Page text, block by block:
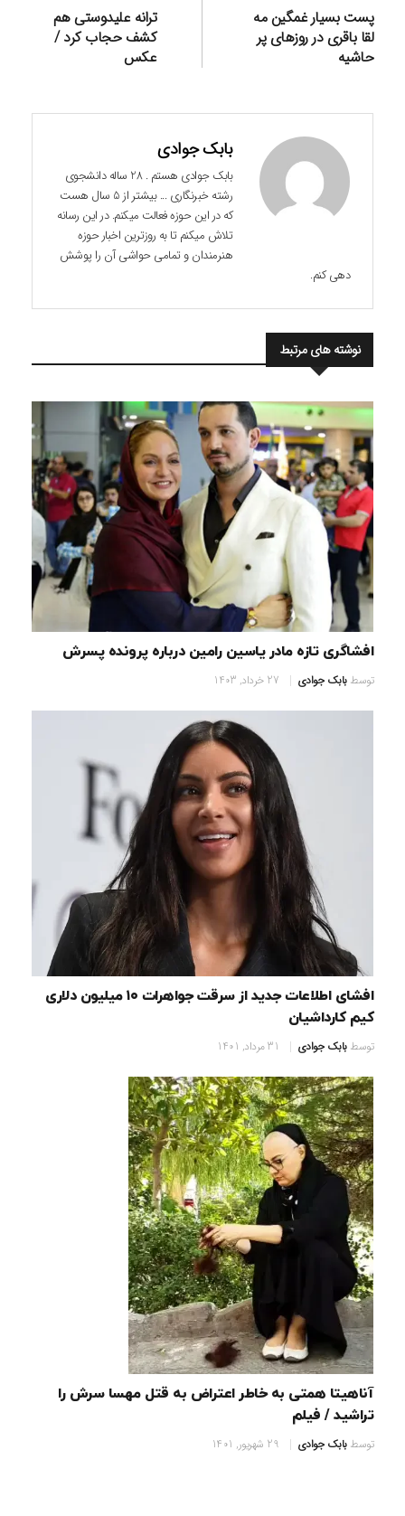
نوشتهقبلی:
پست بسیار غمگین مه
لقا باقری در روزهای پر
حاشیه
بعدی:
ترانه علیدوستی هم
کشف حجاب کرد /
عکس
بابک جوادی
بابک جوادی هستم . 28 ساله دانشجوی
رشته خبرنگاری ... بیشتر از 5 سال هست
که در این حوزه فعالت میکنم. در این رسانه
تلاش میکنم تا به روزترین اخبار حوزه
هنرمندان و تمامی حواشی آن را پوشش
دهی کنم.
نوشته های مرتبط
افشاگری تازه مادر یاسین رامین درباره پرونده پسرش
توسطبابک جوادی 27 خرداد, 1403
افشای اطلاعات جدید از سرقت جواهرات ۱۰ میلیون دلاری
کیم کارداشیان
توسطبابک جوادی 31 مرداد, 1401
آناهیتا همتی به خاطر اعتراض به قتل مهسا سرش را
تراشید / فیلم
توسطبابک جوادی 29 شهریور, 1401